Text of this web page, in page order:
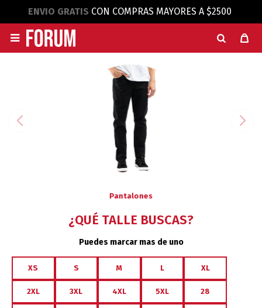
ENVIO GRATIS CON COMPRAS MAYORES A $2500

Pantalones
¿QUÉ TALLE BUSCAS?
Puedes marcar mas de uno
XS S M L XL
2XL 3XL 4XL 5XL 28